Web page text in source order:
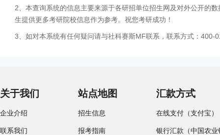
2、本查询系统的信息主要来源于各研招单位招生网及对外公开的
生提供更多考研院校信息作为参考。祝您考研成功！
3、如对本系统有任何疑问请与社科赛斯MF联系，联系方式：400-
关于我们
企业介绍
联系我们
站点地图
招生信息
报考指南
汇款方式
在线支付（支付宝）
银行汇款（中国农业